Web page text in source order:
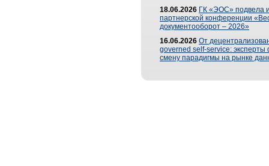
18.06.2026 ГК «ЭОС» подвела
партнерской конференции
документооборот – 2026»
16.06.2026 От
governed self-service: эксперты
смену парадигмы на рынке